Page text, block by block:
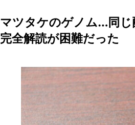
マツタケのゲノム...同
完全解読が困難だった